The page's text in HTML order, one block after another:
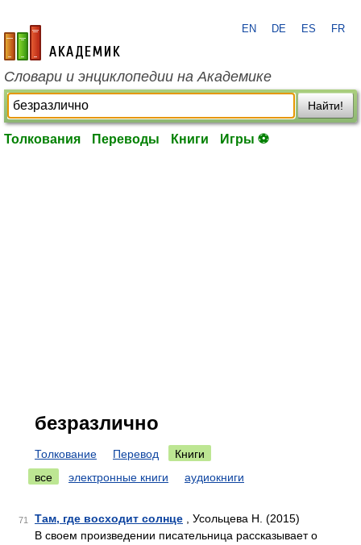
academic.ru
EN DE ES FR
Словари и энциклопедии на Академике
Найти!
Толкования Переводы Книги Игры ⚽
безразлично
Толкование Перевод
Книги
все
электронные книги аудиокниги
71 Там, где восходит солнце , Усольцева Н. (2015)
В своем произведении писательница рассказывает о